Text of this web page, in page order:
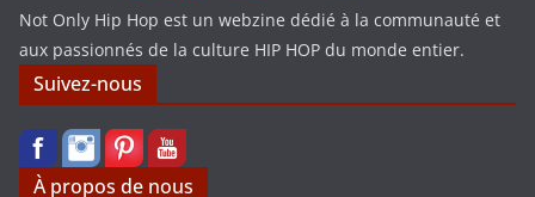
Not Only Hip Hop est un webzine dédié à la communauté et
aux passionnés de la culture HIP HOP du monde entier.
Suivez-nous
À propos de nous